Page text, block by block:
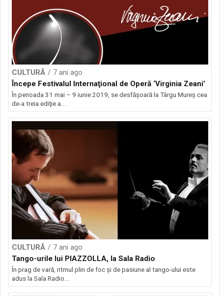
CULTURĂ
7 ani ago
Începe Festivalul Internaţional de Operă ‘Virginia Zeani’
În perioada 31 mai – 9 iunie 2019, se desfăşoară la Târgu Mureş cea
de-a treia ediţie a...
CULTURĂ
7 ani ago
Tango-urile lui PIAZZOLLA, la Sala Radio
În prag de vară, ritmul plin de foc și de pasiune al tango-ului este
adus la Sala Radio...